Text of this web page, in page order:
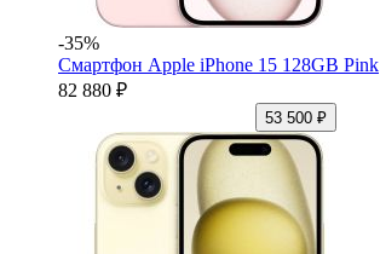
-35%
Смартфон Apple iPhone 15 128GB Pink
82 880 ₽
53 500 ₽